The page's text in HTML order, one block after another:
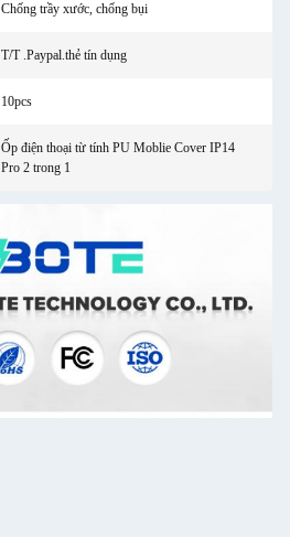
Chống trầy xước, chống bụi
T/T .Paypal.thẻ tín dụng
10pcs
Ốp điện thoại từ tính PU Moblie Cover IP14
Pro 2 trong 1